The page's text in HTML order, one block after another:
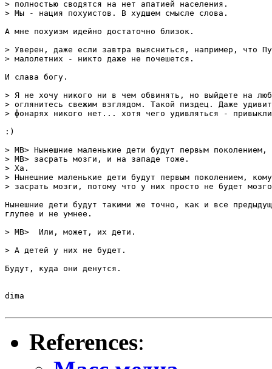
> полностью сводятся на нет апатией населения.
> Мы - нация похуистов. В худшем смысле слова.
А мне похуизм идейно достаточно близок.
> Уверен, даже если завтра выясниться, например, что
> малолетних - никто даже не почешется.
И слава богу.
> Я не хочу никого ни в чем обвинять, но выйдете на
> оглянитесь свежим взглядом. Такой пиздец. Даже
> фонарях никого нет... хотя чего удивляться -
:)
> MB> Нынешние маленькие дети будут первым
> MB> засрать мозги, и на западе тоже.
> Ха.
> Нынешние маленькие дети будут первым поколением,
> засрать мозги, потому что у них просто не будет
Нынешние дети будут такими же точно, как и все
глупее и не умнее.
> MB>  Или, может, их дети.
> А детей у них не будет.
Будут, куда они денутся.
dima
References: